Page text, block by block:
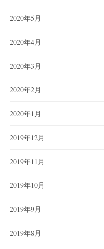
2020年5月
2020年4月
2020年3月
2020年2月
2020年1月
2019年12月
2019年11月
2019年10月
2019年9月
2019年8月